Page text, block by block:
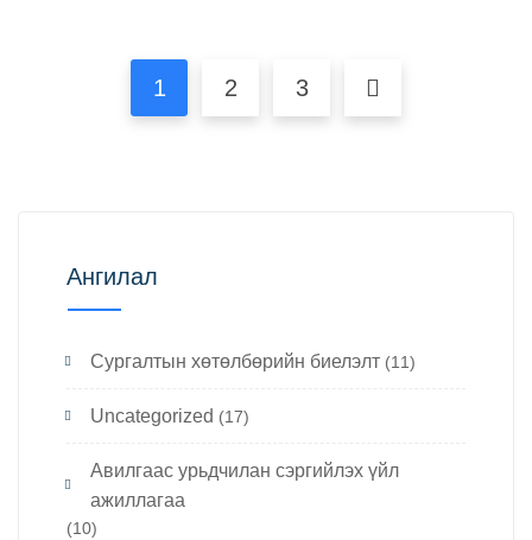
1 2 3
Ангилал
Cургалтын хөтөлбөрийн биелэлт (11)
Uncategorized (17)
Авилгаас урьдчилан сэргийлэх үйл
ажиллагаа
(10)